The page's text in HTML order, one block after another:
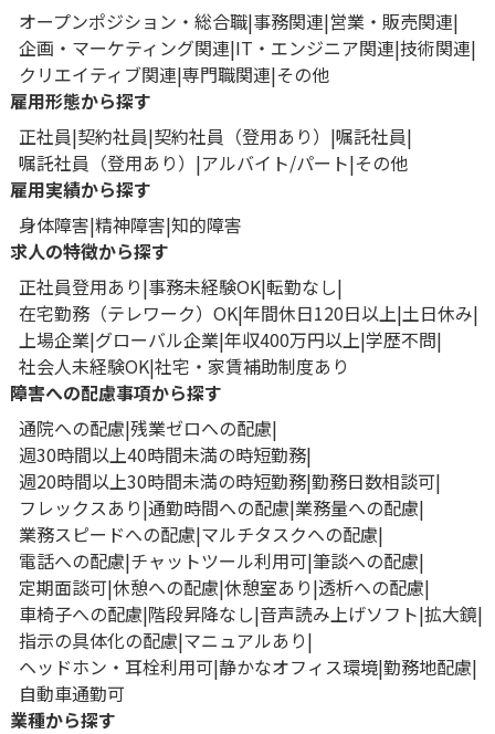
オープンポジション・総合職 事務関連 営業・販売関連
企画・マーケティング関連 IT・エンジニア関連 技術関連
クリエイティブ関連 専門職関連 その他
雇用形態から探す
正社員 契約社員 契約社員（登用あり）
嘱託社員
嘱託社員（登用あり）
アルバイト/パート その他
雇用実績から探す
身体障害 精神障害 知的障害
求人の特徴から探す
正社員登用あり 事務未経験OK 転勤なし
在宅勤務（テレワーク）OK 年間休日120日以上 土日休み
上場企業 グローバル企業 年収400万円以上 学歴不問
社会人未経験OK 社宅・家賃補助制度あり
障害への配慮事項から探す
通院への配慮 残業ゼロへの配慮
週30時間以上40時間未満の時短勤務
週20時間以上30時間未満の時短勤務 勤務日数相談可
フレックスあり 通勤時間への配慮 業務量への配慮
業務スピードへの配慮 マルチタスクへの配慮
電話への配慮 チャットツール利用可 筆談への配慮
定期面談可 休憩への配慮 休憩室あり 透析への配慮
車椅子への配慮 階段昇降なし 音声読み上げソフト 拡大鏡
指示の具体化の配慮 マニュアルあり
ヘッドホン・耳栓利用可 静かなオフィス環境 勤務地配慮
自動車通勤可
業種から探す